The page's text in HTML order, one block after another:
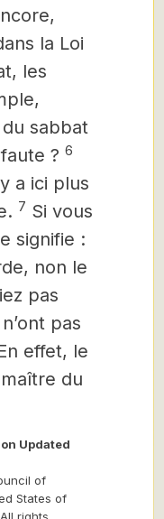
la Loi
les
sabbat
? 6
a ici plus
7 Si vous
signifie :
non le
pas
pas
effet, le
du
Updated
of
States of